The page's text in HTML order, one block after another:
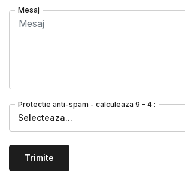
Mesaj
Protectie anti-spam - calculeaza 9 - 4 :
Selecteaza...
Trimite